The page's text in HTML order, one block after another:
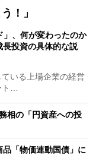
！」
」、何が変わったのか
投資の具体的な説
いる上場企業の経営
…
相の「円資産への投
「物価連動国債」に